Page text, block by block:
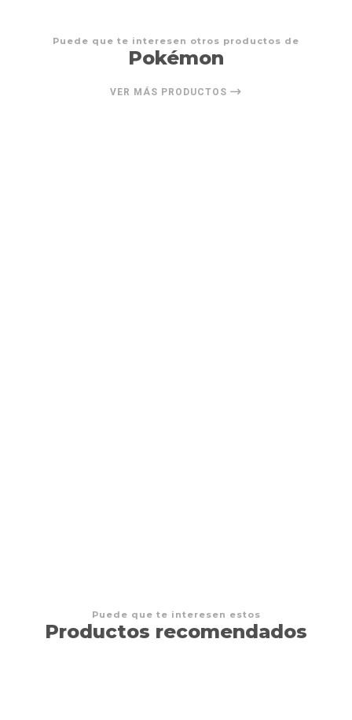
Puede que te interesen otros productos de
Pokémon
VER MÁS PRODUCTOS
Puede que te interesen estos
Productos recomendados